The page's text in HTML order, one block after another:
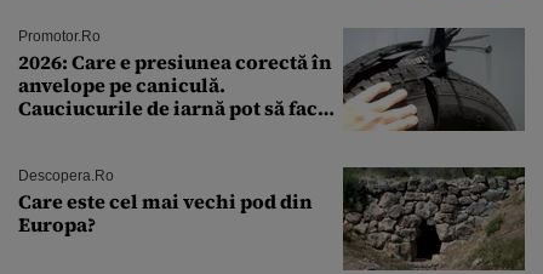
Promotor.ro
2026: Care e presiunea corectă în
anvelope pe caniculă.
Cauciucurile de iarnă pot să facă
Descopera.ro
Care este cel mai vechi pod din
Europa?